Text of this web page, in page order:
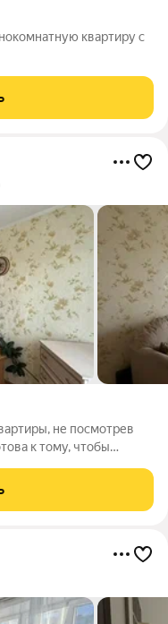
квартиру с
не посмотрев
к тому, чтобы
Недвижимости